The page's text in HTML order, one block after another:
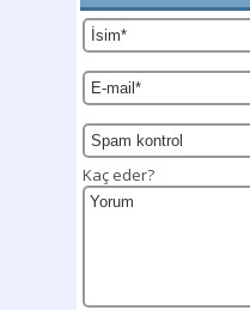
Kaç eder?